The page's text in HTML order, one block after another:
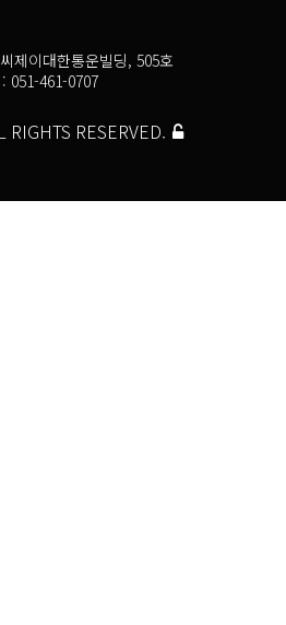
제이대한통운빌딩, 505호
: 051-461-0707
RESERVED.